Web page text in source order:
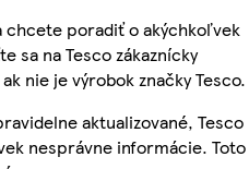
chcete poradiť o akýchkoľvek
sa na Tesco zákaznícky
nie je výrobok značky Tesco.
aktualizované, Tesco
nesprávne informácie. Toto